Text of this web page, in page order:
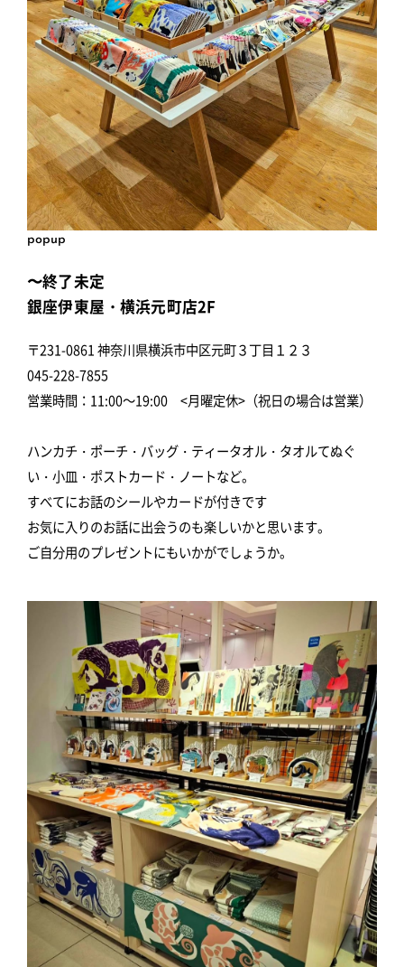
popup
〜終了未定
銀座伊東屋・横浜元町店2F
〒231-0861 神奈川県横浜市中区元町３丁目１２３
045-228-7855
営業時間：11:00～19:00 <月曜定休>（祝日の場合は営業）
ハンカチ・ポーチ・バッグ・ティータオル・タオルてぬぐ
い・小皿・ポストカード・ノートなど。
すべてにお話のシールやカードが付きです
お気に入りのお話に出会うのも楽しいかと思います。
ご自分用のプレゼントにもいかがでしょうか。